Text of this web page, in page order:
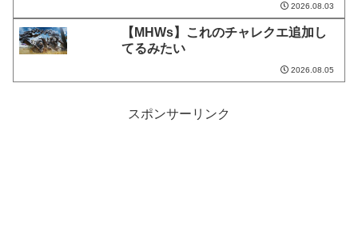
2026.08.03
【MHWs】これのチャレクエ追加し
てるみたい
2026.08.05
スポンサーリンク